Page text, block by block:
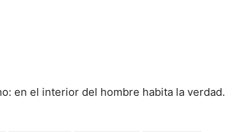
en el interior del hombre habita la verdad.